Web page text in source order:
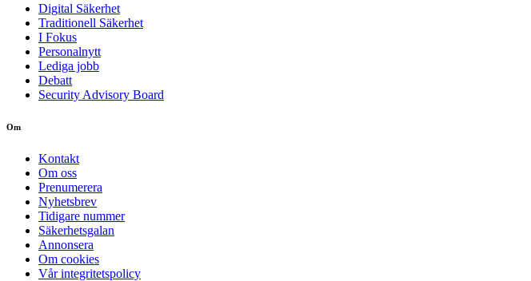
Digital Säkerhet
Traditionell Säkerhet
I Fokus
Personalnytt
Lediga jobb
Debatt
Security Advisory Board
Om
Kontakt
Om oss
Prenumerera
Nyhetsbrev
Tidigare nummer
Säkerhetsgalan
Annonsera
Om cookies
Vår integritetspolicy